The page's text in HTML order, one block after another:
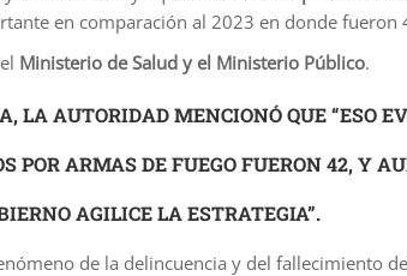
en comparación al 2023 en donde fueron
Ministerio de Salud y el Ministerio Público.
LA AUTORIDAD MENCIONÓ QUE “ESO
POR ARMAS DE FUEGO FUERON 42, Y
AGILICE LA ESTRATEGIA”.
de la delincuencia y del fallecimiento